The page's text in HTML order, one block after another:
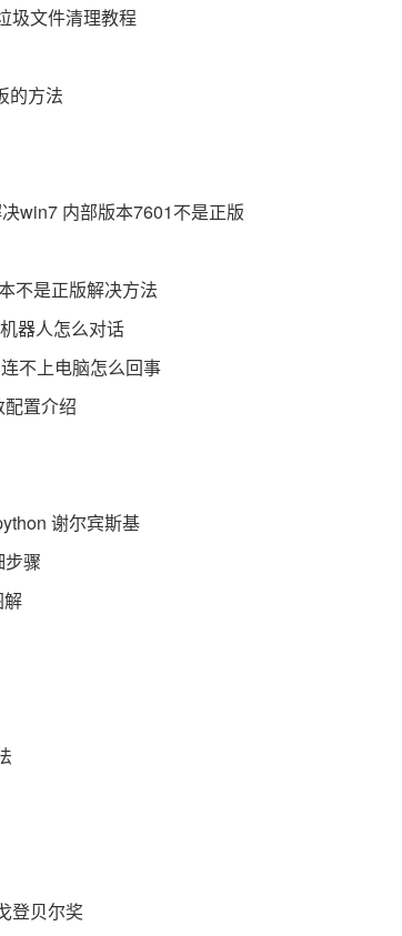
圾文件清理教程
的方法
win7 内部版本7601不是正版
不是正版解决方法
器人怎么对话
不上电脑怎么回事
置介绍
谢尔宾斯基
骤
登贝尔奖